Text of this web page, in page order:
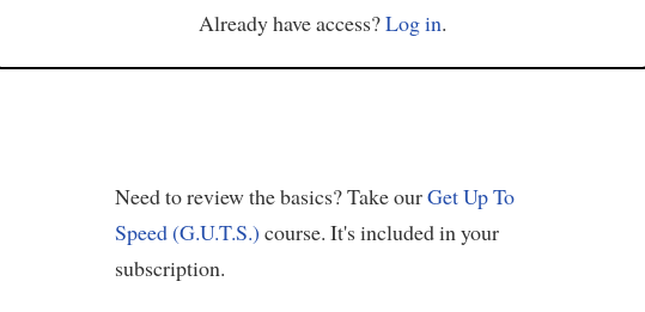
Already have access?Log in.
Need to review the basics? Take ourGet Up To
Speed (G.U.T.S.) course. It's included in your
subscription.